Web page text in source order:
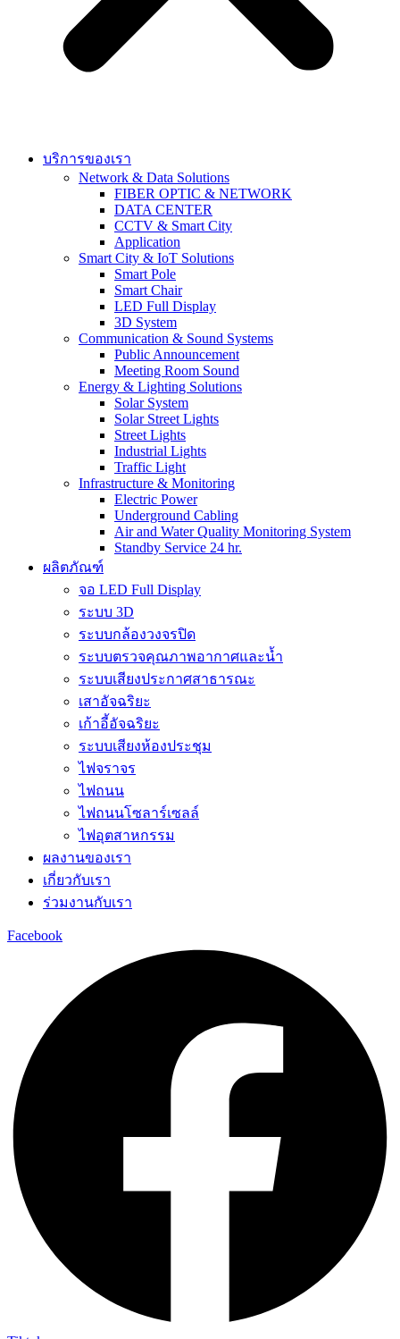
บริการของเรา
Network & Data Solutions
FIBER OPTIC & NETWORK​
DATA CENTER
CCTV & Smart City
Application
Smart City & IoT Solutions
Smart Pole
Smart Chair
LED Full Display
3D System
Communication & Sound Systems
Public Announcement
Meeting Room Sound
Energy & Lighting Solutions
Solar System
Solar Street Lights
Street Lights
Industrial Lights
Traffic Light
Infrastructure & Monitoring
Electric Power
Underground Cabling
Air and Water Quality Monitoring System
Standby Service 24 hr.
ผลิตภัณฑ์
จอ LED Full Display
ระบบ 3D
ระบบกล้องวงจรปิด
ระบบตรวจคุณภาพอากาศและน้ำ
ระบบเสียงประกาศสาธารณะ
เสาอัจฉริยะ
เก้าอี้อัจฉริยะ
ระบบเสียงห้องประชุม
ไฟจราจร
ไฟถนน
ไฟถนนโซลาร์เซลล์
ไฟอุตสาหกรรม
ผลงานของเรา
เกี่ยวกับเรา
ร่วมงานกับเรา
Facebook